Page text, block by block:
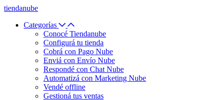
tiendanube
Categorías
Conocé Tiendanube
Configurá tu tienda
Cobrá con Pago Nube
Enviá con Envío Nube
Respondé con Chat Nube
Automatizá con Marketing Nube
Vendé offline
Gestioná tus ventas